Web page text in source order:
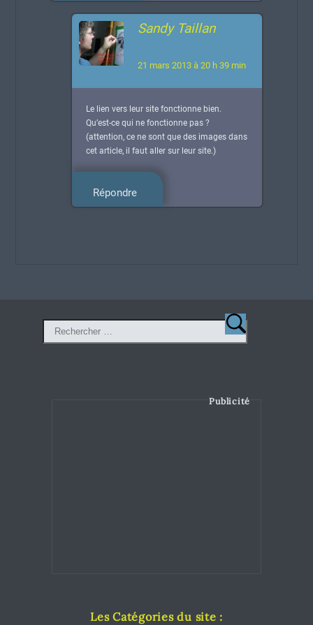
Sandy Taillan
21 mars 2013 à 20 h 39 min
Le lien vers leur site fonctionne bien.
Qu’est-ce qui ne fonctionne pas ?
(attention, ce ne sont que des images dans
cet article, il faut aller sur leur site.)
Répondre
Publicité
Les Catégories du site :